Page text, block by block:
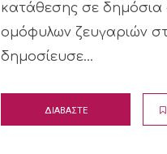
κατάθεσης σε δημόσια
ομόφυλων ζευγαριών
δημοσίευσε...
ΔΙΑΒΑΣΤΕ